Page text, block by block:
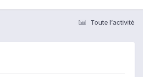
Toute l’activité